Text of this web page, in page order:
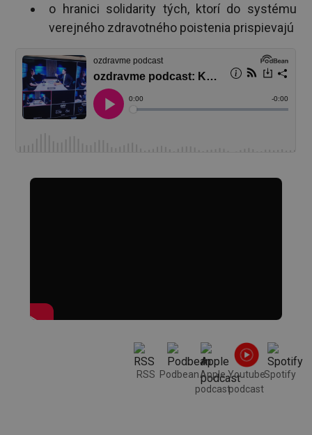
o hranici solidarity tých, ktorí do systému
verejného zdravotného poistenia prispievajú
RSS PodbeanApple
podcast
Youtube
podcast
Spotify